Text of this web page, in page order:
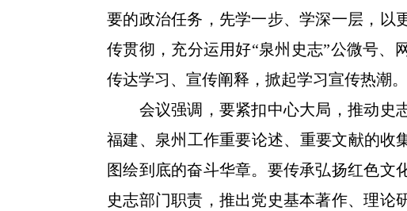
要的政治任务，先学一步、学深一层，以
传贯彻，充分运用好“泉州史志”公微号、
传达学习、宣传阐释，掀起学习宣传热潮。
会议强调，要紧扣中心大局，推动史志
福建、泉州工作重要论述、重要文献的收
图绘到底的奋斗华章。要传承弘扬红色文
史志部门职责，推出党史基本著作、理论